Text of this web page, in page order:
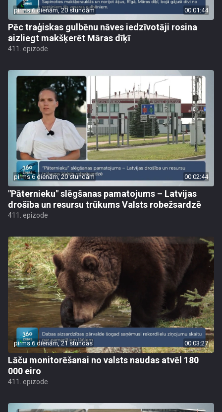
pirms 6 dienām, 20 stundām 00:01:44
Pēc traģiskas gulbēnu nāves iedzīvotāji rosina
aizliegt makšķerēt Māras dīķī
411. epizode
pirms 6 dienām, 20 stundām 00:02:44
"Pāternieku" slēgšanas pamatojums – Latvijas
drošība un resursu trūkums Valsts robežsardzē
411. epizode
pirms 6 dienām, 21 stundas 00:03:27
Lāču monitorēšanai no valsts naudas atvēl 180
000 eiro
411. epizode